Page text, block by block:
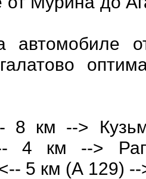
автомобиле
8 км -->
4 км -->
5 км (А 129)